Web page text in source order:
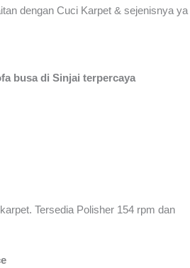
dengan Cuci Karpet & sejenisnya ya
busa di Sinjai terpercaya
Tersedia Polisher 154 rpm dan